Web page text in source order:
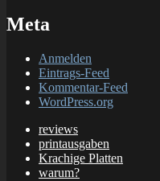
Meta
Anmelden
Eintrags-Feed
Kommentar-Feed
WordPress.org
reviews
printausgaben
Krachige Platten
warum?